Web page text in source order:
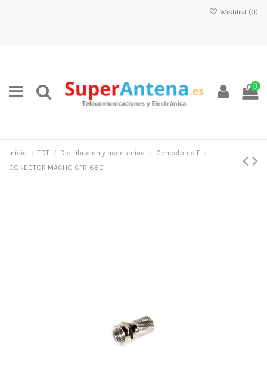
Wishlist (0)
0
Inicio TDT Distribución y accesorios
Conectores F
CONECTOR MACHO CFR-680